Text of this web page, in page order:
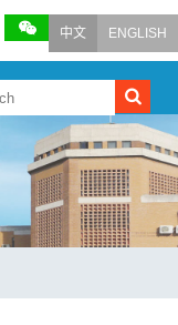
中文 ENGLISH